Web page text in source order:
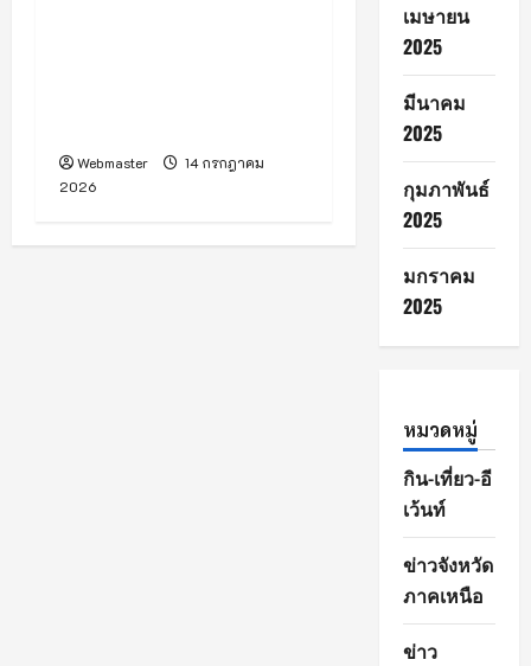
Webmaster
14 กรกฎาคม
2026
เมษายน
2025
มีนาคม
2025
กุมภาพันธ์
2025
มกราคม
2025
หมวดหมู่
กิน-เที่ยว-อี
เว้นท์
ข่าวจังหวัด
ภาคเหนือ
ข่าว